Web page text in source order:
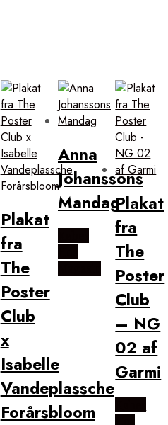
Plakat
fra
The
Poster
Club
x
Isabelle
Vandeplassche
Forårsbloom
Anna
Johanssons
MandagPlakat
fra
The
Poster
Club
– NG
02 af
Garmi